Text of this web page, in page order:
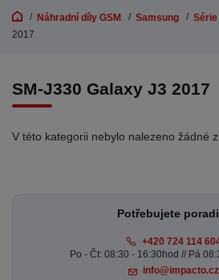
Náhradní díly GSM Samsung Série
2017
SM-J330 Galaxy J3 2017
V této kategorii nebylo nalezeno žádné
Potřebujete
+420 724 114
Po - Čt: 08:30 - 16:30hod // Pá
info@impacto.cz